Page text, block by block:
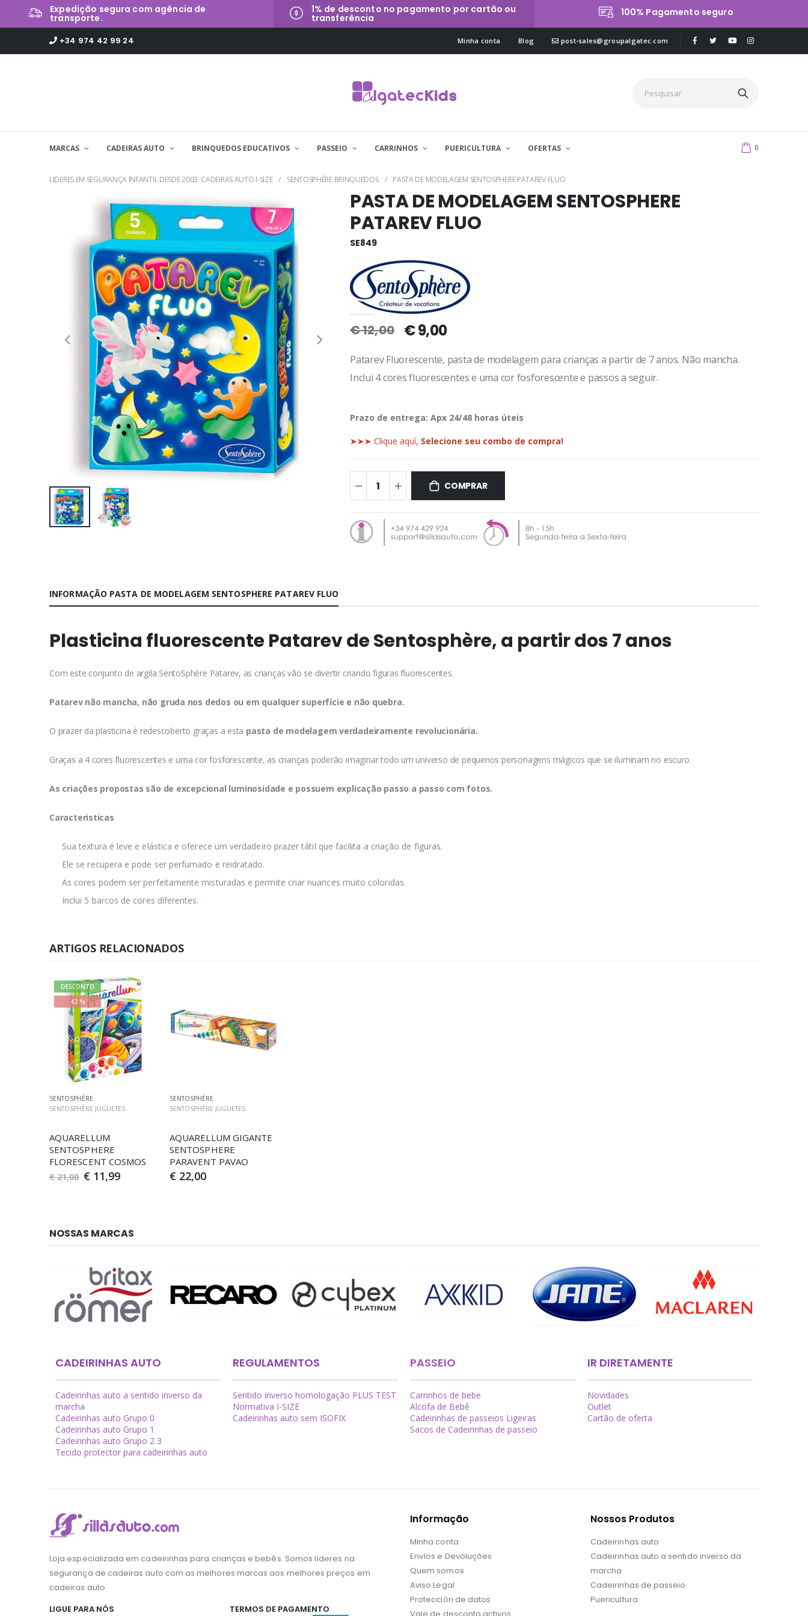
Expedição segura com agência de
transporte.
1% de desconto no pagamento por cartão ou
transferência
100% Pagamento seguro
+34 974 42 99 24 Minha conta Blog post-sales@groupalgatec.com
MARCAS CADEIRAS AUTO BRINQUEDOS EDUCATIVOS PASSEIO CARRINHOS PUERICULTURA OFERTAS 0
LIDERES EM SEGURANÇA INFANTIL DESDE 2003. CADEIRAS AUTO I-SIZE SENTOSPHÈRE BRINQUEDOS PASTA DE MODELAGEM SENTOSPHERE PATAREV FLUO
PASTA DE MODELAGEM SENTOSPHERE
PATAREV FLUO
SE849
€ 12,00 € 9,00
Patarev Fluorescente, pasta de modelagem para crianças a partir de 7 anos. Não mancha.
Inclui 4 cores fluorescentes e uma cor fosforescente e passos a seguir.
Prazo de entrega: Apx 24/48 horas úteis
➤➤➤ Clique aquí, Selecione seu combo de compra!
COMPRAR
INFORMAÇÃO PASTA DE MODELAGEM SENTOSPHERE PATAREV FLUO
Plasticina fluorescente Patarev de Sentosphère, a partir dos 7 anos
Com este conjunto de argila SentoSphère Patarev, as crianças vão se divertir criando figuras fluorescentes.
Patarev não mancha, não gruda nos dedos ou em qualquer superfície e não quebra.
O prazer da plasticina é redescoberto graças a esta pasta de modelagem verdadeiramente revolucionária.
Graças a 4 cores fluorescentes e uma cor fosforescente, as crianças poderão imaginar todo um universo de pequenos personagens mágicos que se iluminam no escuro.
As criações propostas são de excepcional luminosidade e possuem explicação passo a passo com fotos.
Caracteristicas
Sua textura é leve e elástica e oferece um verdadeiro prazer tátil que facilita a criação de figuras.
Ele se recupera e pode ser perfumado e reidratado.
As cores podem ser perfeitamente misturadas e permite criar nuances muito coloridas.
Inclui 5 barcos de cores diferentes.
ARTIGOS RELACIONADOS
DESCONTO
42 %
SENTOSPHÈRE
SENTOSPHÈRE JUGUETES
AQUARELLUM
SENTOSPHERE
FLORESCENT COSMOS
€ 21,00 € 11,99
SENTOSPHÈRE
SENTOSPHÈRE JUGUETES
AQUARELLUM GIGANTE
SENTOSPHERE
PARAVENT PAVAO
€ 22,00
NOSSAS MARCAS
CADEIRINHAS AUTO
Cadeirinhas auto a sentido inverso da
marcha
Cadeirinhas auto Grupo 0
Cadeirinhas auto Grupo 1
Cadeirinhas auto Grupo 2 3
Tecido protector para cadeirinhas auto
REGULAMENTOS
Sentido inverso homologação PLUS TEST
Normativa I-SIZE
Cadeirinhas auto sem ISOFIX
PASSEIO
Carrinhos de bebe
Alcofa de Bebê
Cadeirinhas de passeios Ligeiras
Sacos de Cadeirinhas de passeio
IR DIRETAMENTE
Novidades
Outlet
Cartão de oferta
Loja especializada em cadeirinhas para crianças e bebês. Somos líderes na
segurança de cadeiras auto com as melhores marcas aos melhores preços em
cadeiras auto
LIGUE PARA NÓS
TERMOS DE PAGAMENTO
Informação
Minha conta
Envíos e Devoluções
Quem somos
Aviso Legal
Protección de datos
Vale de desconto activos
Nossos Produtos
Cadeirinhas auto
Cadeirinhas auto a sentido inverso da
marcha
Cadeirinhas de passeio
Puericultura